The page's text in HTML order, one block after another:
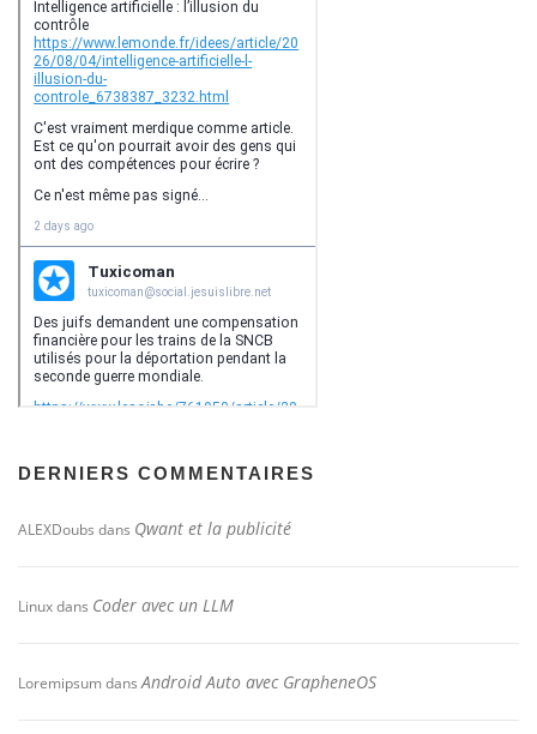
DERNIERS COMMENTAIRES
ALEXDoubs dans Qwant et la publicité
Linuxdans Coder avec un LLM
LoremipsumdansAndroid Auto avec GrapheneOS